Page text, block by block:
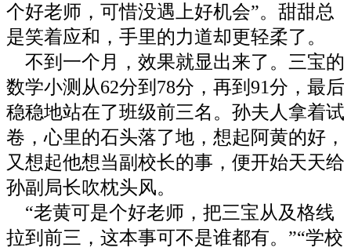
个好老师，可惜没遇上好机会”。甜甜总
是笑着应和，手里的力道却更轻柔了。
不到一个月，效果就显出来了。三宝的
数学小测从62分到78分，再到91分，最后
稳稳地站在了班级前三名。孙夫人拿着试
卷，心里的石头落了地，想起阿黄的好，
又想起他想当副校长的事，便开始天天给
孙副局长吹枕头风。
“老黄可是个好老师，把三宝从及格线
拉到前三，这本事可不是谁都有。”“学校